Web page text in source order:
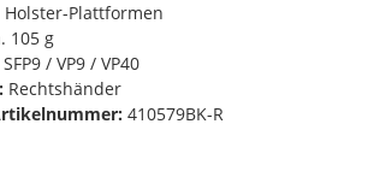
Plattformen
105 g
SFP9 / VP9 / VP40
Rechtshänder
410579BK-R